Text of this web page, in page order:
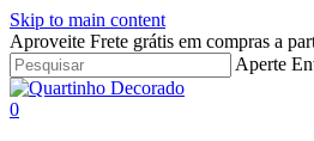
Skip to main content
Aproveite Frete grátis em compras a
Aperte
Close
Search
search
account
0